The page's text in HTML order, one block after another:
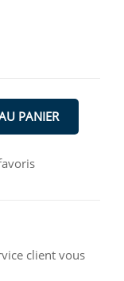
PANIER
client vous